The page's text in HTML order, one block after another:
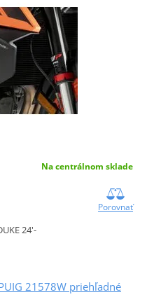
Na centrálnom sklade
Porovnať
24'-
21578W priehľadné